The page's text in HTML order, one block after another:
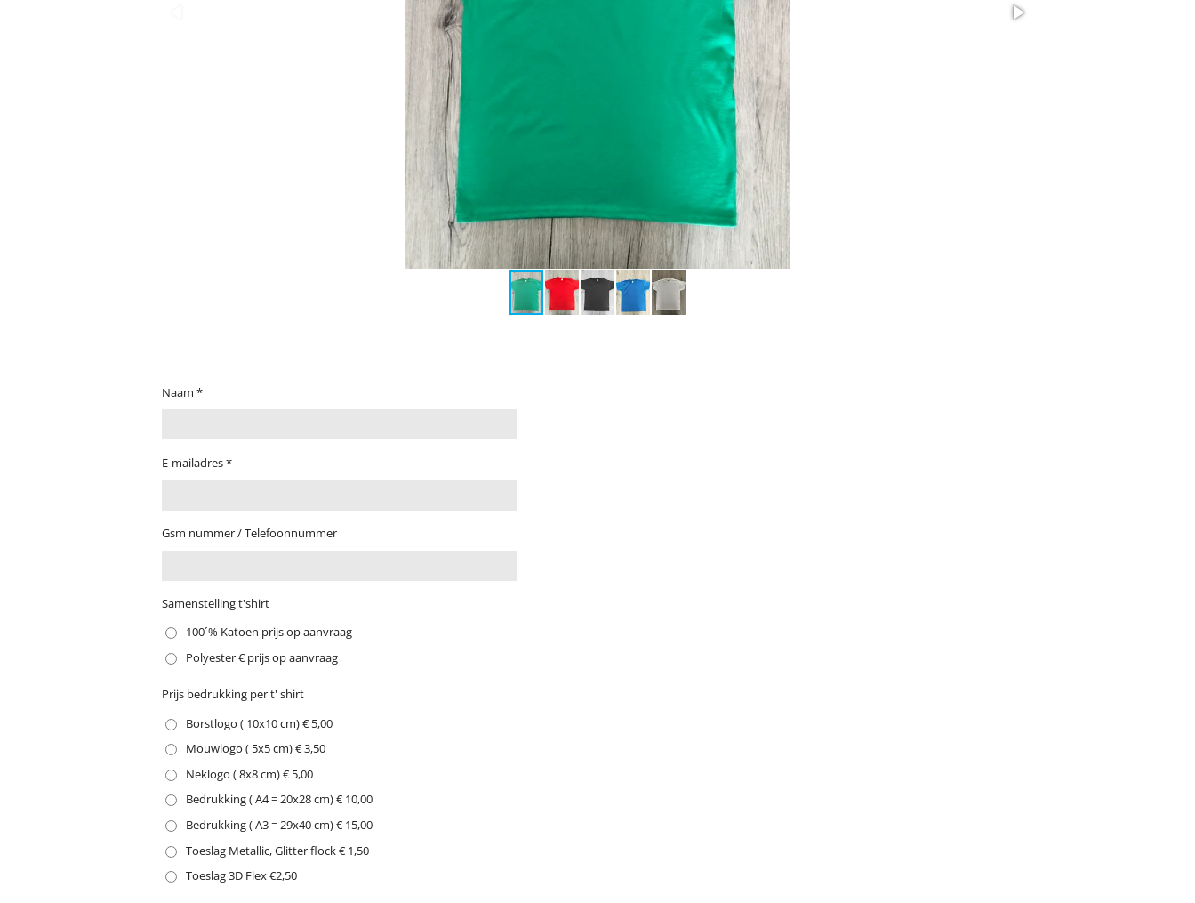
Naam *
E-mailadres *
Gsm nummer / Telefoonnummer
Samenstelling t'shirt
100´% Katoen prijs op aanvraag
Polyester € prijs op aanvraag
Prijs bedrukking per t' shirt
Borstlogo ( 10x10 cm) € 5,00
Mouwlogo ( 5x5 cm) € 3,50
Neklogo ( 8x8 cm) € 5,00
Bedrukking ( A4 = 20x28 cm) € 10,00
Bedrukking ( A3 = 29x40 cm) € 15,00
Toeslag Metallic, Glitter flock € 1,50
Toeslag 3D Flex €2,50